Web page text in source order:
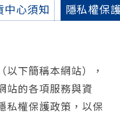
中心須知 隱私權保
下簡稱本網站），
站的各項服務與資
私權保護政策，以保